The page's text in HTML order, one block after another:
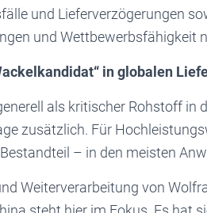
und Lieferverzögerungen
und Wettbewerbsfähigkeit
in globalen
als kritischer Rohstoff in
zusätzlich. Für
– in den meisten
Weiterverarbeitung von